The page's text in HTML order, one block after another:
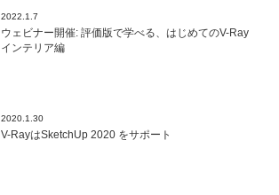
2022.1.7
ウェビナー開催: 評価版で学べる、はじめてのV-Ray
インテリア編
2020.1.30
V-RayはSketchUp 2020 をサポート